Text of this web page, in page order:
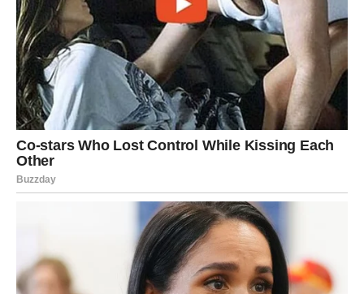
Jedna prilika sada otvara vrata novih početaka i sretnijeg
perioda.
Veliko iznenađenje ulazi u vaš život
Pred vama su veoma posebni trenuci.
RIBE
Ribe ulaze u veoma emotivan i nježan dan.
Poslije mnogo tuge dolazi osjećaj mira, ljubavi i
sigurnosti.